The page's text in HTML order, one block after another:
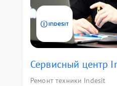
Сервисный центр
Ремонт техники Indesit